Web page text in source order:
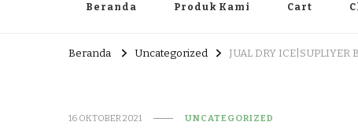
Beranda Produk Kami Cart
Beranda Uncategorized JUAL DRY
16 OKTOBER 2021 UNCATEGORIZED